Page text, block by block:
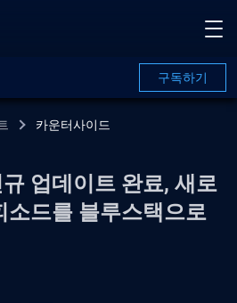
구독하기
카운터사이드
업데이트 완료, 새로
소드를 블루스택으로